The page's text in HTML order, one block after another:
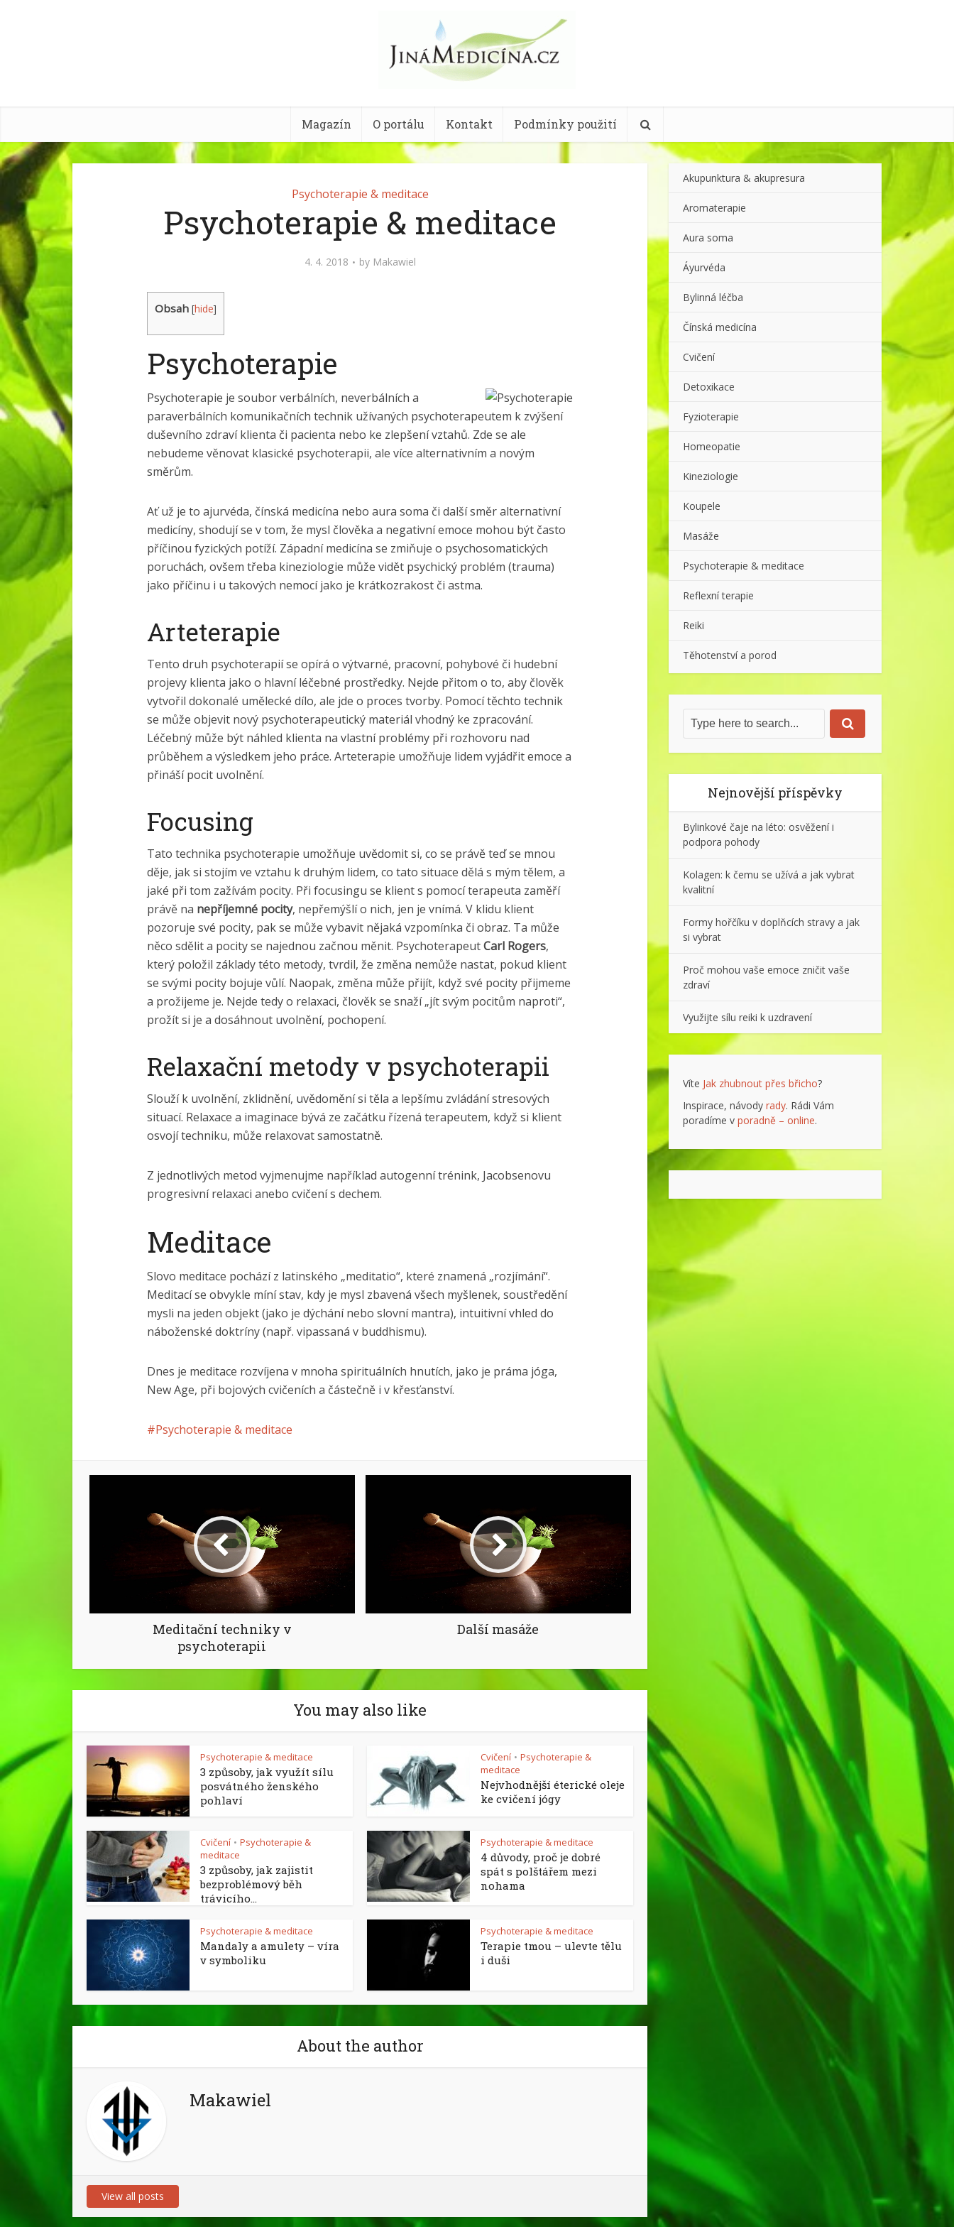
Magazín O portálu Kontakt Podmínky použití
Psychoterapie & meditace
Psychoterapie & meditace
4. 4. 2018 by Makawiel
Obsah [hide]
Psychoterapie
Psychoterapie je soubor verbálních, neverbálních a
paraverbálních komunikačních technik užívaných psychoterapeutem k zvýšení
duševního zdraví klienta či pacienta nebo ke zlepšení vztahů. Zde se ale
nebudeme věnovat klasické psychoterapii, ale více alternativním a novým
směrům.
Ať už je to ajurvéda, čínská medicína nebo aura soma či další směr alternativní
medicíny, shodují se v tom, že mysl člověka a negativní emoce mohou být často
příčinou fyzických potíží. Západní medicína se zmiňuje o psychosomatických
poruchách, ovšem třeba kineziologie může vidět psychický problém (trauma)
jako příčinu i u takových nemocí jako je krátkozrakost či astma.
Arteterapie
Tento druh psychoterapií se opírá o výtvarné, pracovní, pohybové či hudební
projevy klienta jako o hlavní léčebné prostředky. Nejde přitom o to, aby člověk
vytvořil dokonalé umělecké dílo, ale jde o proces tvorby. Pomocí těchto technik
se může objevit nový psychoterapeutický materiál vhodný ke zpracování.
Léčebný může být náhled klienta na vlastní problémy při rozhovoru nad
průběhem a výsledkem jeho práce. Arteterapie umožňuje lidem vyjádřit emoce a
přináší pocit uvolnění.
Focusing
Tato technika psychoterapie umožňuje uvědomit si, co se právě teď se mnou
děje, jak si stojím ve vztahu k druhým lidem, co tato situace dělá s mým tělem, a
jaké při tom zažívám pocity. Při focusingu se klient s pomocí terapeuta zaměří
právě na nepříjemné pocity, nepřemýšlí o nich, jen je vnímá. V klidu klient
pozoruje své pocity, pak se může vybavit nějaká vzpomínka či obraz. Ta může
něco sdělit a pocity se najednou začnou měnit. PsychoterapeutCarl Rogers,
který položil základy této metody, tvrdil, že změna nemůže nastat, pokud klient
se svými pocity bojuje vůlí. Naopak, změna může přijít, když své pocity přijmeme
a prožijeme je. Nejde tedy o relaxaci, člověk se snaží „jít svým pocitům naproti“,
prožít si je a dosáhnout uvolnění, pochopení.
Relaxační metody v psychoterapii
Slouží k uvolnění, zklidnění, uvědomění si těla a lepšímu zvládání stresových
situací. Relaxace a imaginace bývá ze začátku řízená terapeutem, když si klient
osvojí techniku, může relaxovat samostatně.
Z jednotlivých metod vyjmenujme například autogenní trénink, Jacobsenovu
progresivní relaxaci anebo cvičení s dechem.
Meditace
Slovo meditace pochází z latinského „meditatio“, které znamená „rozjímání“.
Meditací se obvykle míní stav, kdy je mysl zbavená všech myšlenek, soustředění
mysli na jeden objekt (jako je dýchání nebo slovní mantra), intuitivní vhled do
náboženské doktríny (např. vipassaná v buddhismu).
Dnes je meditace rozvíjena v mnoha spirituálních hnutích, jako je práma jóga,
New Age, při bojových cvičeních a částečně i v křesťanství.
Psychoterapie & meditace
Meditační techniky v
psychoterapii
Další masáže
You may also like
Psychoterapie & meditace
3 způsoby, jak využít sílu
posvátného ženského
pohlaví
Cvičení • Psychoterapie &
meditace
Nejvhodnější éterické oleje
ke cvičení jógy
Cvičení • Psychoterapie &
meditace
3 způsoby, jak zajistit
bezproblémový běh
trávicího...
Psychoterapie & meditace
4 důvody, proč je dobré
spát s polštářem mezi
nohama
Psychoterapie & meditace
Mandaly a amulety – víra
v symboliku
Psychoterapie & meditace
Terapie tmou – ulevte tělu
i duši
About the author
Makawiel
View all posts
Akupunktura & akupresura
Aromaterapie
Aura soma
Áyurvéda
Bylinná léčba
Čínská medicína
Cvičení
Detoxikace
Fyzioterapie
Homeopatie
Kineziologie
Koupele
Masáže
Psychoterapie & meditace
Reflexní terapie
Reiki
Těhotenství a porod
Nejnovější příspěvky
Bylinkové čaje na léto: osvěžení i
podpora pohody
Kolagen: k čemu se užívá a jak vybrat
kvalitní
Formy hořčíku v doplňcích stravy a jak
si vybrat
Proč mohou vaše emoce zničit vaše
zdraví
Využijte sílu reiki k uzdravení
Víte Jak zhubnout přes břicho?
Inspirace, návody rady. Rádi Vám
poradíme v poradně – online.